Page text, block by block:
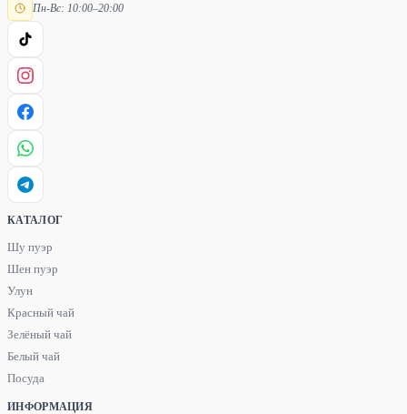
Пн-Вс: 10:00–20:00
КАТАЛОГ
Шу пуэр
Шен пуэр
Улун
Красный чай
Зелёный чай
Белый чай
Посуда
ИНФОРМАЦИЯ